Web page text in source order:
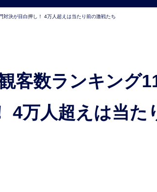
決が目白押し！ 4万人超えは当たり前の激戦たち
4万人超えは当た